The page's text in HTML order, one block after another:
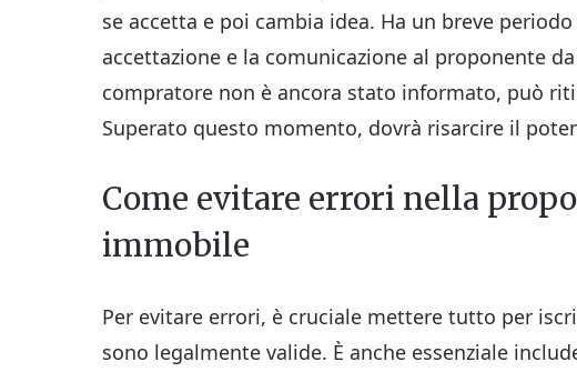
se accetta e poi cambia idea. Ha un breve
accettazione e la comunicazione al proponente
compratore non è ancora stato informato, può
Superato questo momento, dovrà risarcire il
Come evitare errori nella
immobile
Per evitare errori, è cruciale mettere tutto per
sono legalmente valide. È anche essenziale